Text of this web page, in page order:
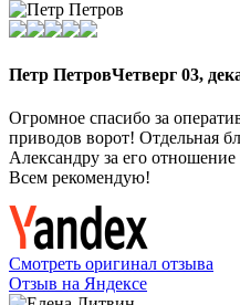
Петр ПетровЧетверг 03,
Огромное спасибо за
приводов ворот! Отдельная
Александру за его
Всем рекомендую!
Смотреть оригинал отзыва
Отзыв на Яндексе